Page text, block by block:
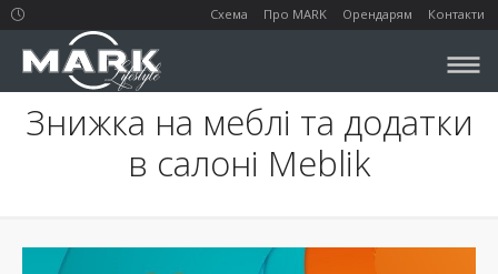
Схема Про MARK Орендарям Контакти
Знижка на меблі та додатки
в салоні Meblik